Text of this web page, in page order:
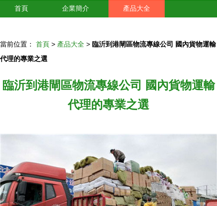
首頁 企業簡介 產品大全
當前位置： 首頁 > 產品大全 > 臨沂到港閘區物流專線公司 國內貨物運輸
代理的專業之選
臨沂到港閘區物流專線公司 國內貨物運輸
代理的專業之選